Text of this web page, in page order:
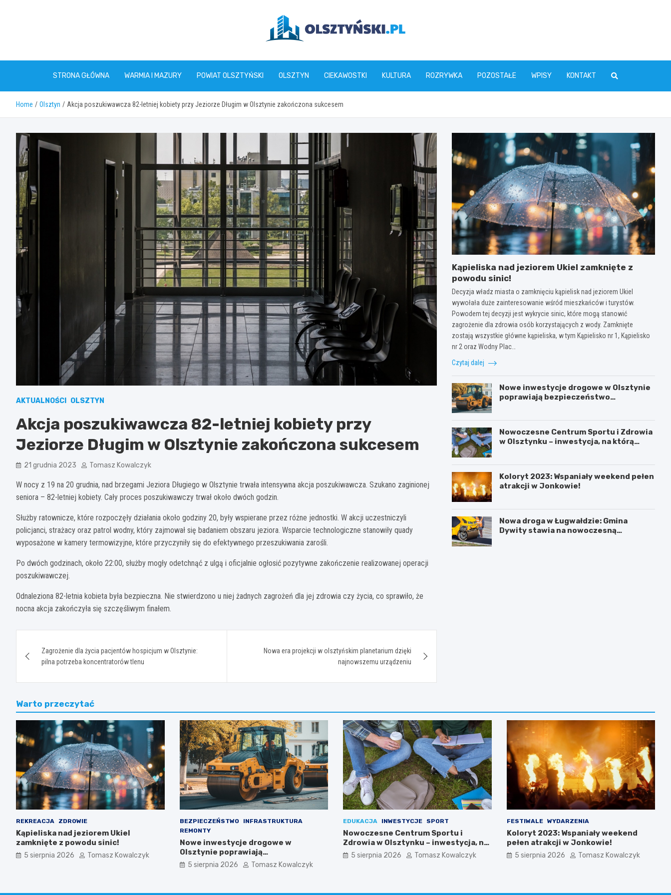
olsztynski.pl
STRONA GŁÓWNA WARMIA I MAZURY POWIAT OLSZTYŃSKI OLSZTYN CIEKAWOSTKI KULTURA ROZRYWKA POZOSTAŁE WPISY KONTAKT
Home Olsztyn Akcja poszukiwawcza 82-letniej kobiety przy Jeziorze Długim w Olsztynie zakończona sukcesem
AKTUALNOŚCI OLSZTYN
Akcja poszukiwawcza 82-letniej kobiety przy
Jeziorze Długim w Olsztynie zakończona sukcesem
21 grudnia 2023 Tomasz Kowalczyk
W nocy z 19 na 20 grudnia, nad brzegami Jeziora Długiego w Olsztynie trwała intensywna akcja poszukiwawcza. Szukano zaginionej
seniora – 82-letniej kobiety. Cały proces poszukiwawczy trwał około dwóch godzin.
Służby ratownicze, które rozpoczęły działania około godziny 20, były wspierane przez różne jednostki. W akcji uczestniczyli
policjanci, strażacy oraz patrol wodny, który zajmował się badaniem obszaru jeziora. Wsparcie technologiczne stanowiły quady
wyposażone w kamery termowizyjne, które przyczyniły się do efektywnego przeszukiwania zarośli.
Po dwóch godzinach, około 22:00, służby mogły odetchnąć z ulgą i oficjalnie ogłosić pozytywne zakończenie realizowanej operacji
poszukiwawczej.
Odnaleziona 82-letnia kobieta była bezpieczna. Nie stwierdzono u niej żadnych zagrożeń dla jej zdrowia czy życia, co sprawiło, że
nocna akcja zakończyła się szczęśliwym finałem.
wpisu
Zagrożenie dla życia pacjentów hospicjum w Olsztynie:
pilna potrzeba koncentratorów tlenu
Nowa era projekcji w olsztyńskim planetarium dzięki
najnowszemu urządzeniu
Kąpieliska nad jeziorem Ukiel zamknięte z
powodu sinic!
Decyzja władz miasta o zamknięciu kąpielisk nad jeziorem Ukiel
wywołała duże zainteresowanie wśród mieszkańców i turystów.
Powodem tej decyzji jest wykrycie sinic, które mogą stanowić
zagrożenie dla zdrowia osób korzystających z wody. Zamknięte
zostają wszystkie główne kąpieliska, w tym Kąpielisko nr 1, Kąpielisko
nr 2 oraz Wodny Plac…
Czytaj dalej
Nowe inwestycje drogowe w Olsztynie
poprawiają bezpieczeństwo
Nowoczesne Centrum Sportu i Zdrowia
w Olsztynku – inwestycja, na którą
Koloryt 2023: Wspaniały weekend pełen
atrakcji w Jonkowie!
Nowa droga w Ługwałdzie: Gmina
Dywity stawia na nowoczesną
Warto przeczytać
REKREACJA ZDROWIE
Kąpieliska nad jeziorem Ukiel
zamknięte z powodu sinic!
5 sierpnia 2026 Tomasz Kowalczyk
BEZPIECZEŃSTWO
INFRASTRUKTURA
REMONTY
Nowe inwestycje drogowe w
Olsztynie poprawiają
bezpieczeństwo mieszkańców
5 sierpnia 2026 Tomasz Kowalczyk
EDUKACJA INWESTYCJE SPORT
Nowoczesne Centrum Sportu i
Zdrowia w Olsztynku – inwestycja, na
którą czekali uczniowie!
5 sierpnia 2026 Tomasz Kowalczyk
FESTIWALE WYDARZENIA
Koloryt 2023: Wspaniały weekend
pełen atrakcji w Jonkowie!
5 sierpnia 2026 Tomasz Kowalczyk